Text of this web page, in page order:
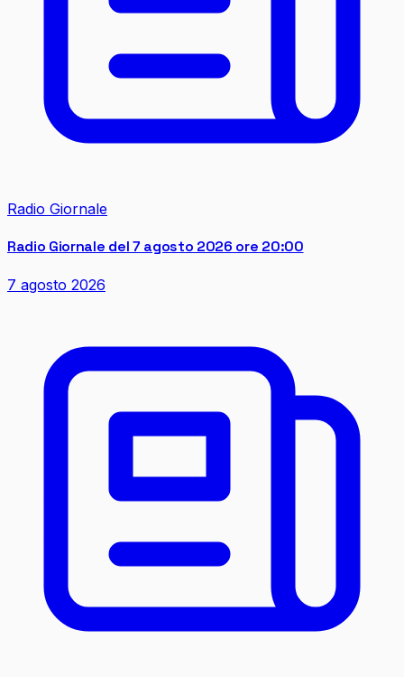
Radio Giornale
Radio Giornale del 7 agosto 2026 ore 20:00
7 agosto 2026